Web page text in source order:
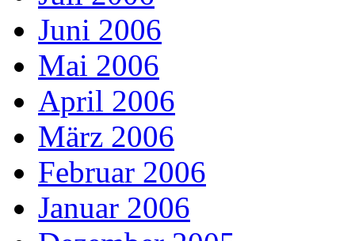
Juni 2006
Mai 2006
April 2006
März 2006
Februar 2006
Januar 2006